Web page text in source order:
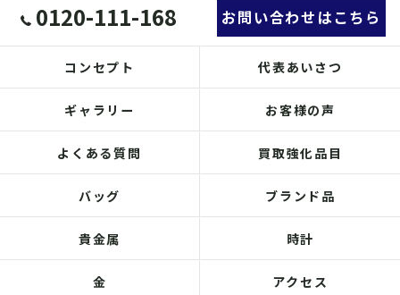
0120-111-168 お問い合わせはこちら
コンセプト 代表あいさつ
ギャラリー お客様の声
よくある質問 買取強化品目
バッグ ブランド品
貴金属 時計
金 アクセス